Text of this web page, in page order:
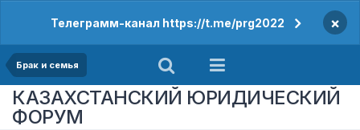
Телеграмм-канал https://t.me/prg2022 ×
Брак и семья
КАЗАХСТАНСКИЙ ЮРИДИЧЕСКИЙ
ФОРУМ